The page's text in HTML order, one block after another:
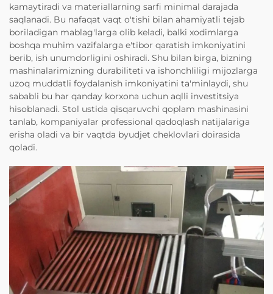
kamaytiradi va materiallarning sarfi minimal darajada
saqlanadi. Bu nafaqat vaqt o'tishi bilan ahamiyatli tejab
boriladigan mablag'larga olib keladi, balki xodimlarga
boshqa muhim vazifalarga e'tibor qaratish imkoniyatini
berib, ish unumdorligini oshiradi. Shu bilan birga, bizning
mashinalarimizning durabiliteti va ishonchliligi mijozlarga
uzoq muddatli foydalanish imkoniyatini ta'minlaydi, shu
sababli bu har qanday korxona uchun aqlli investitsiya
hisoblanadi. Stol ustida qisqaruvchi qoplam mashinasini
tanlab, kompaniyalar professional qadoqlash natijalariga
erisha oladi va bir vaqtda byudjet cheklovlari doirasida
qoladi.